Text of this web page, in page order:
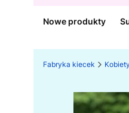
Nowe produkty
Fabryka kiecek Kobiety